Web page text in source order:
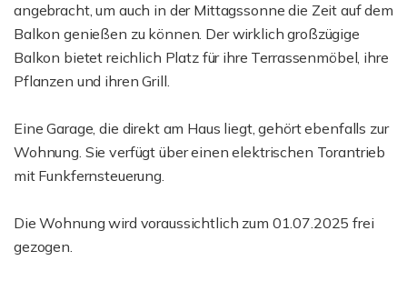
angebracht, um auch in der Mittagssonne die Zeit auf dem
Balkon genießen zu können. Der wirklich großzügige
Balkon bietet reichlich Platz für ihre Terrassenmöbel, ihre
Pflanzen und ihren Grill.
Eine Garage, die direkt am Haus liegt, gehört ebenfalls zur
Wohnung. Sie verfügt über einen elektrischen Torantrieb
mit Funkfernsteuerung.
Die Wohnung wird voraussichtlich zum 01.07.2025 frei
gezogen.